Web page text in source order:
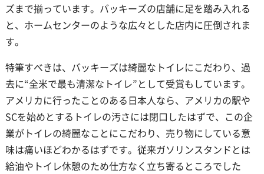
ズまで揃っています。バッキーズの店舗に足を踏み入れる
と、ホームセンターのような広々とした店内に圧倒されま
す。
特筆すべきは、バッキーズは綺麗なトイレにこだわり、過
去に“全米で最も清潔なトイレ”として受賞もしています。
アメリカに行ったことのある日本人なら、アメリカの駅や
SCを始めとするトイレの汚さには閉口したはずで、この企
業がトイレの綺麗なことにこだわり、売り物にしている意
味は痛いほどわかるはずです。従来ガソリンスタンドとは
給油やトイレ休憩のため仕方なく立ち寄るところでした